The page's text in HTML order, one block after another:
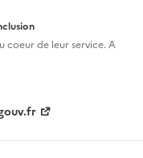
coeur de leur service. A